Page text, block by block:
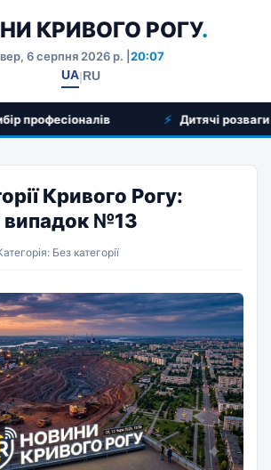
КРИВОГО РОГУ.
6 серпня 2026 р. | 20:07
UA|RU
Дитячі розваги у
Кривого Рогу:
випадок №13
Без категорії